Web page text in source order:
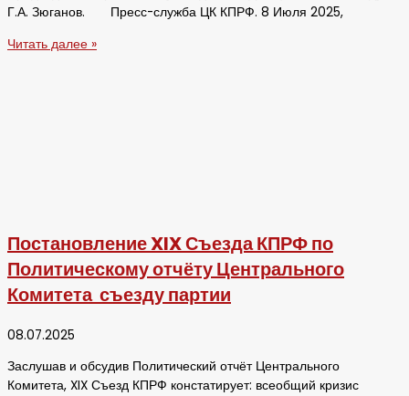
Г.А. Зюганов. Пресс-служба ЦК КПРФ. 8 Июля 2025,
Читать далее »
Постановление XIX Съезда КПРФ по
Политическому отчёту Центрального
Комитета съезду партии
08.07.2025
Заслушав и обсудив Политический отчёт Центрального
Комитета, XIX Съезд КПРФ констатирует: всеобщий кризис